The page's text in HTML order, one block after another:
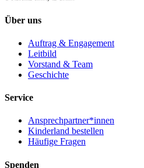
Über uns
Auftrag & Engagement
Leitbild
Vorstand & Team
Geschichte
Service
Ansprechpartner*innen
Kinderland bestellen
Häufige Fragen
Spenden